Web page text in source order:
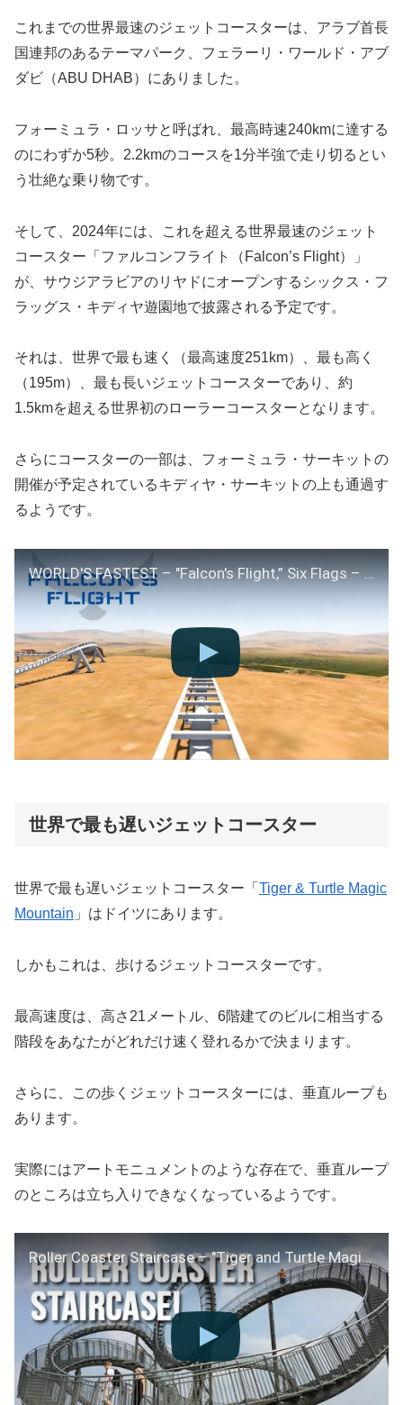
これまでの世界最速のジェットコースターは、アラブ首長
国連邦のあるテーマパーク、フェラーリ・ワールド・アブ
ダビ（ABU DHAB）にありました。
フォーミュラ・ロッサと呼ばれ、最高時速240kmに達する
のにわずか5秒。2.2kmのコースを1分半強で走り切るとい
う壮絶な乗り物です。
そして、2024年には、これを超える世界最速のジェット
コースター「ファルコンフライト（Falcon’s Flight）」
が、サウジアラビアのリヤドにオープンするシックス・フ
ラッグス・キディヤ遊園地で披露される予定です。
それは、世界で最も速く（最高速度251km）、最も高く
（195m）、最も長いジェットコースターであり、約
1.5kmを超える世界初のローラーコースターとなります。
さらにコースターの一部は、フォーミュラ・サーキットの
開催が予定されているキディヤ・サーキットの上も通過す
るようです。
WORLD'S FASTEST – "Falcon's Flight,” Six Flags – Intamin Exa Coaster
世界で最も遅いジェットコースター
世界で最も遅いジェットコースター「 Tiger & Turtle Magic
Mountain 」はドイツにあります。
しかもこれは、歩けるジェットコースターです。
最高速度は、高さ21メートル、6階建てのビルに相当する
階段をあなたがどれだけ速く登れるかで決まります。
さらに、この歩くジェットコースターには、垂直ループも
あります。
実際にはアートモニュメントのような存在で、垂直ループ
のところは立ち入りできなくなっているようです。
Roller Coaster Staircase – "Tiger and Turtle Magic Mountain" – Duisburg Germany